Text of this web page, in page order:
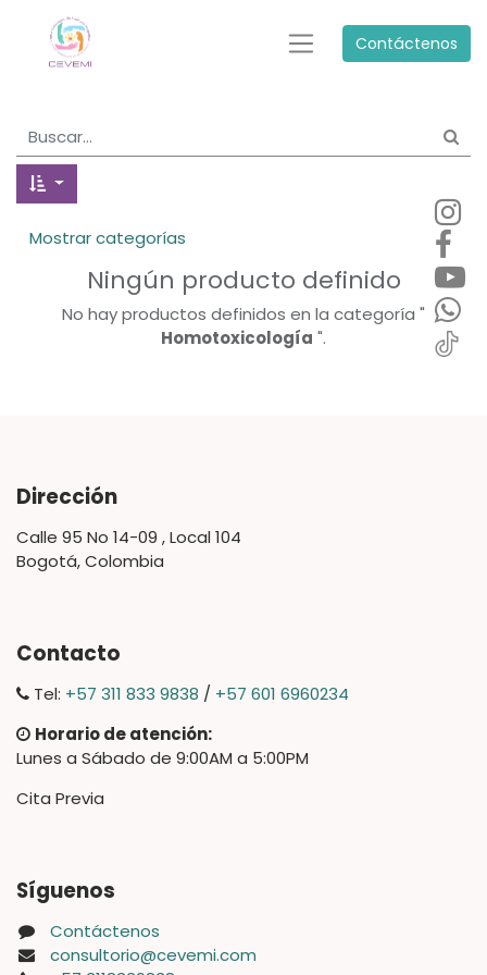
Contáctenos
Mostrar categorías
Ningún producto definido
No hay productos definidos en la categoría "
Homotoxicología ".
Dirección
Calle 95 No 14-09 , Local 104
Bogotá, Colombia
Contacto
Tel: +57 311 833 9838 / +57 601 6960234
Horario de atención:
Lunes a Sábado de 9:00AM a 5:00PM
Cita Previa
Síguenos
Contáctenos
consultorio@cevemi.com